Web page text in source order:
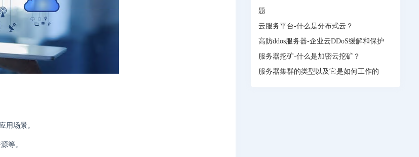
用场景。
等。
题
云服务平台-什么是分布式云？
高防ddos服务器-企业云DDoS缓解和保护
服务器挖矿-什么是加密云挖矿？
服务器集群的类型以及它是如何工作的